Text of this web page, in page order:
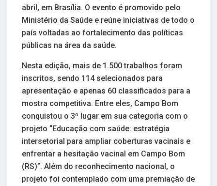
abril, em Brasília. O evento é promovido pelo
Ministério da Saúde e reúne iniciativas de todo o
país voltadas ao fortalecimento das políticas
públicas na área da saúde.
Nesta edição, mais de 1.500 trabalhos foram
inscritos, sendo 114 selecionados para
apresentação e apenas 60 classificados para a
mostra competitiva. Entre eles, Campo Bom
conquistou o 3º lugar em sua categoria com o
projeto “Educação com saúde: estratégia
intersetorial para ampliar coberturas vacinais e
enfrentar a hesitação vacinal em Campo Bom
(RS)”. Além do reconhecimento nacional, o
projeto foi contemplado com uma premiação de